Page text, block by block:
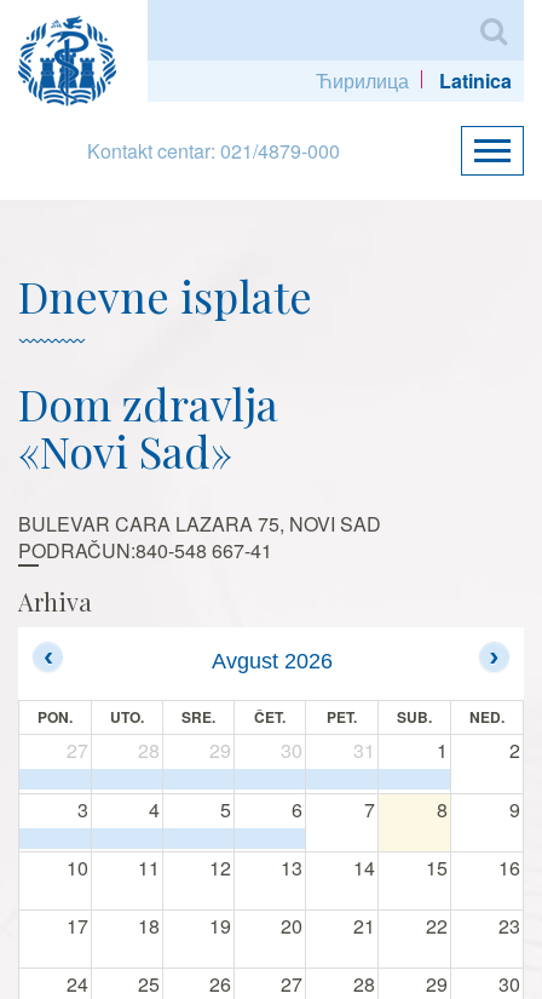
Ћирилица Latinica
Kontakt centar: 021/4879-000
Dnevne isplate
Dom zdravlja
«Novi Sad»
BULEVAR CARA LAZARA 75, NOVI SAD
PODRAČUN:840-548 667-41
Arhiva
Avgust 2026
PON. UTO. SRE. ČET. PET. SUB. NED.
27 28 29 30 31 1 2
3 4 5 6 7 8 9
10 11 12 13 14 15 16
17 18 19 20 21 22 23
24 25 26 27 28 29 30